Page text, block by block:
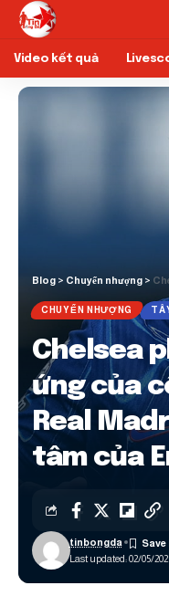
Video kết quả
Blog > Chuyển nhượng >
CHUYỂN NHƯỢNG
Chelsea
ứng của
Real
tâm của
Last updated: 02/05/
tinbongda